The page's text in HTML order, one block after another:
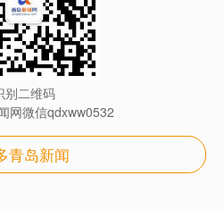
别二维码
网微信qdxww0532
青岛新闻